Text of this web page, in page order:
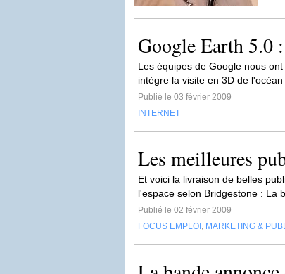
Google Earth 5.0
Les équipes de Google nous
intègre la visite en 3D de l'océan
Publié le 03 février 2009
INTERNET
Les meilleures
Et voici la livraison de belles
l'espace selon Bridgestone : La
Publié le 02 février 2009
FOCUS EMPLOI , MARKETING &